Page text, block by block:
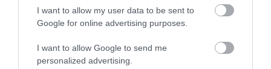
I want to allow my user data to be sent to
Google for online advertising purposes.
I want to allow Google to send me
personalized advertising.
08.08.2026 | 17:40
οικογενειακές διακοπές στην
Εύβοια! Δείτε σε ποια παραλία
Εύβοια: Η μαύρη